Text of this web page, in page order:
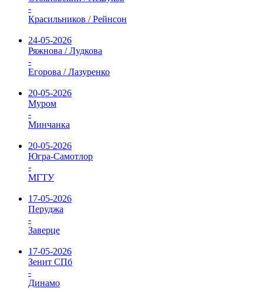
-
Красильников / Рейнсон
24-05-2026
Ряжнова / Лудкова
-
Егорова / Лазуренко
20-05-2026
Муром
-
Минчанка
20-05-2026
Югра-Самотлор
-
МГТУ
17-05-2026
Перуджа
-
Заверце
17-05-2026
Зенит СПб
-
Динамо